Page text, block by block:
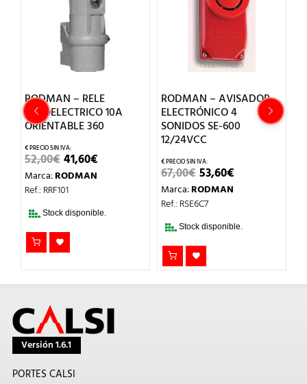
RODMAN – RELE
FOTOELECTRICO 10A
ORIENTABLE 360
52,00€EL
PRECIO
ORIGINAL
ERA:
41,60€
Marca:RODMAN
Ref.: RRF101
Stock disponible.
RODMAN – AVISADOR
ELECTRÓNICO 4
SONIDOS SE-600
12/24VCC
67,00€EL
PRECIO
ORIGINAL
ERA:
53,60€
Marca:RODMAN
Ref.: RSE6C7
Stock disponible.
Versión 1.6.1
PORTES CALSI